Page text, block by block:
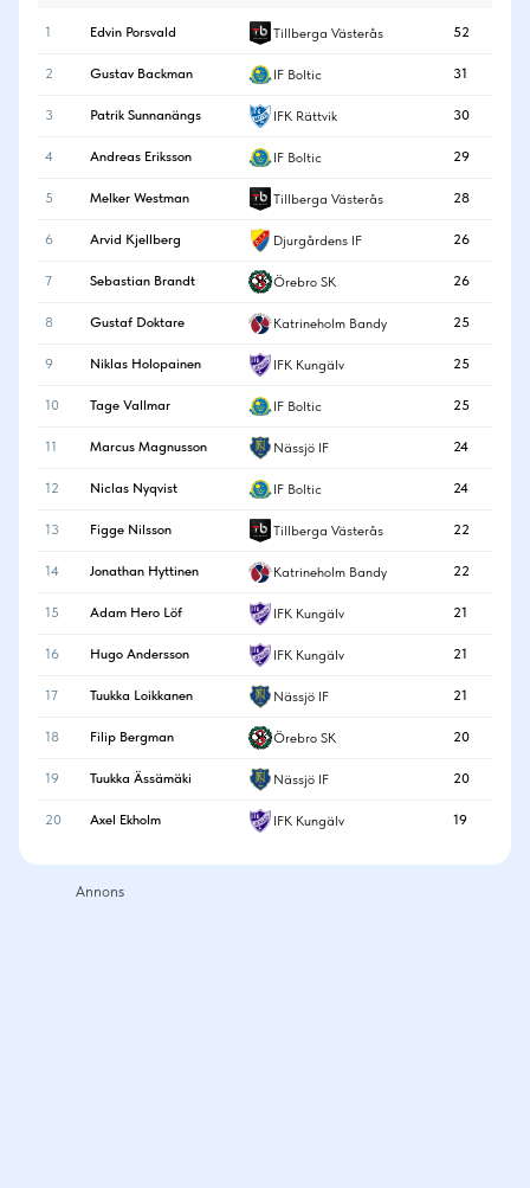
1 Edvin Porsvald Tillberga Västerås 52
2 Gustav Backman IF Boltic 31
3 Patrik Sunnanängs IFK Rättvik 30
4 Andreas Eriksson IF Boltic 29
5 Melker Westman Tillberga Västerås 28
6 Arvid Kjellberg Djurgårdens IF 26
7 Sebastian Brandt Örebro SK 26
8 Gustaf Doktare Katrineholm Bandy 25
9 Niklas Holopainen IFK Kungälv 25
10 Tage Vallmar IF Boltic 25
11 Marcus Magnusson Nässjö IF 24
12 Niclas Nyqvist IF Boltic 24
13 Figge Nilsson Tillberga Västerås 22
14 Jonathan Hyttinen Katrineholm Bandy 22
15 Adam Hero Löf IFK Kungälv 21
16 Hugo Andersson IFK Kungälv 21
17 Tuukka Loikkanen Nässjö IF 21
18 Filip Bergman Örebro SK 20
19 Tuukka Ässämäki Nässjö IF 20
20 Axel Ekholm IFK Kungälv 19